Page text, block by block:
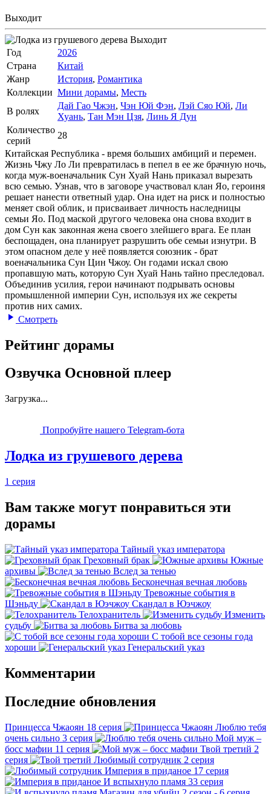
Выходит
Выходит
Год
2026
Страна
Китай
Жанр
История, Романтика
Коллекции Мини дорамы, Месть
В ролях
Дай Гао Чжэн, Чэн Юй Фэн, Лэй Сяо Юй, Ли
Хуань, Тан Мэн Цзя, Линь Я Дун
Количество
серий
28
Китайская Республика - время больших амбиций и перемен.
Жизнь Чжу Ло Ли превратилась в пепел в ее же брачную ночь,
когда муж-военачальник Сун Хуай Нань приказал вырезать
всю семью. Узнав, что в заговоре участвовал клан Яо, героиня
решает нанести ответный удар. Она идет на риск и полностью
меняет свой облик, и присваивает личность наследницы
семьи Яо. Под маской другого человека она снова входит в
дом Сун как законная жена своего злейшего врага. Ее план
беспощаден, она планирует разрушить обе семьи изнутри. В
этом опасном деле у неё появляется союзник - брат
военачальника Сун Цин Чжоу. Он годами искал свою
пропавшую мать, которую Сун Хуай Нань тайно преследовал.
Объединив усилия, герои начинают подрывать основы
промышленной империи Сун, используя их же секреты
против них самих.
Смотреть
Рейтинг дорамы
Озвучка Основной плеер
Загрузка...
Попробуйте нашего Telegram-бота
Лодка из грушевого дерева
1 серия
Вам также могут понравиться эти
дорамы
Тайный указ императора
Греховный брак
Южные
архивы
Вслед за тенью
Бесконечная вечная любовь
Тревожные события в
Шэньду
Скандал в Юэчжоу
Телохранитель
Изменить
судьбу
Битва за любовь
С тобой все сезоны года
хороши
Генеральский указ
Комментарии
Последние обновления
Принцесса Чжаоян 18 серия
Люблю тебя
очень сильно 3 серия
Мой муж –
босс мафии 11 серия Твой третий 2
серия
Любимый сотрудник 2 серия
Империя в приданое 17 серия
И вспыхнуло пламя 33 серия